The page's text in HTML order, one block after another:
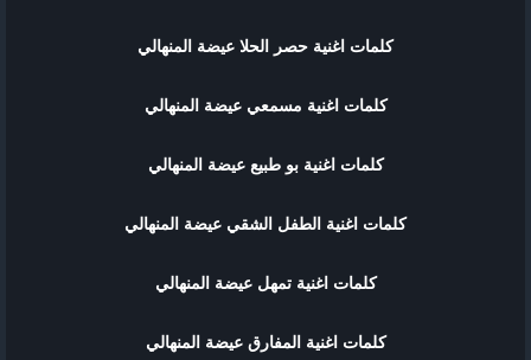
كلمات اغنية حصر الحلا عيضة المنهالي
كلمات اغنية مسمعي عيضة المنهالي
كلمات اغنية بو طبيع عيضة المنهالي
كلمات اغنية الطفل الشقي عيضة المنهالي
كلمات اغنية تمهل عيضة المنهالي
كلمات اغنية المفارق عيضة المنهالي